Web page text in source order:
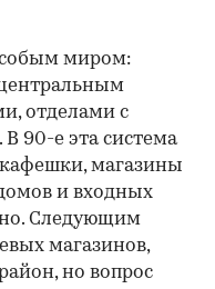
миром:
отделами с
90-е эта система
кафешки, магазины
и входных
Следующим
магазинов,
но вопрос